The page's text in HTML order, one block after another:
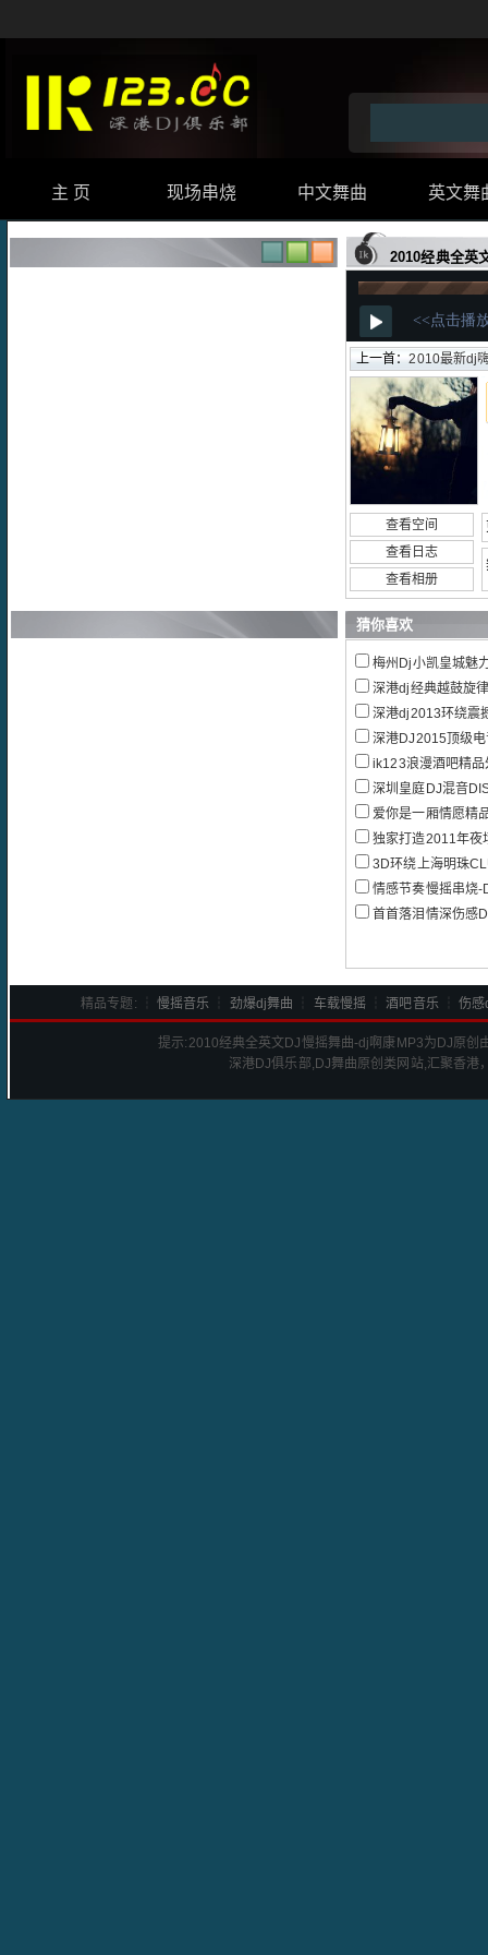
主 页 现场串烧 中文舞曲 英文舞
2010经典全英
上一首：2010最新dj嗨曲
查看空间
查看日志
查看相册
猜你喜欢
梅州Dj小凯皇城魅力
深港dj经典越鼓旋
深港dj2013环绕震
深港DJ2015顶级
ik123浪漫酒吧精
深圳皇庭DJ混音
爱你是一厢情愿精品中
独家打造2011年夜
3D环绕上海明珠CLUB
情感节奏慢摇串烧-
首首落泪情深伤感DJ
精品专题: ┆ 慢摇音乐 劲爆dj舞曲 车载慢摇 ┆酒吧音乐┆伤感
提示:2010经典全英文DJ慢摇舞曲-dj啊康 MP3为DJ原创
深港DJ俱乐部,DJ舞曲原创类网站,汇聚香港